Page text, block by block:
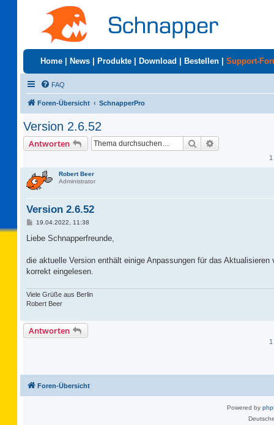
Home News Produkte Download Bestellen Support-
FAQ
Foren-Übersicht SchnapperPro
Version 2.6.52
Antworten Suche
Robert Beer
Administrator
Version 2.6.52
B
i
a
19.04.2022, 11:38
Liebe Schnapperfreunde,
die aktuelle Version enthält einige Anpassungen für das
korrekt eingelesen.
Viele Grüße aus Berlin
Robert Beer
Antworten
Foren-Übersicht
Powered by